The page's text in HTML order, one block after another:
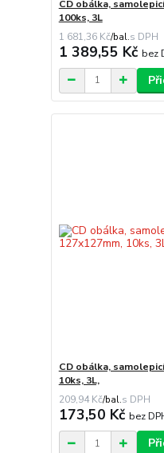
CD obálka,
100ks, 3L
1 681,36 Kč/bal.
1 389,55 Kč bez
CD obálka,
10ks, 3L,
209,94 Kč/bal.
173,50 Kč bez